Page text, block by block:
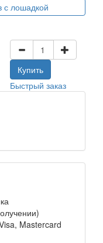
Купить
Быстрый заказ
Mastercard